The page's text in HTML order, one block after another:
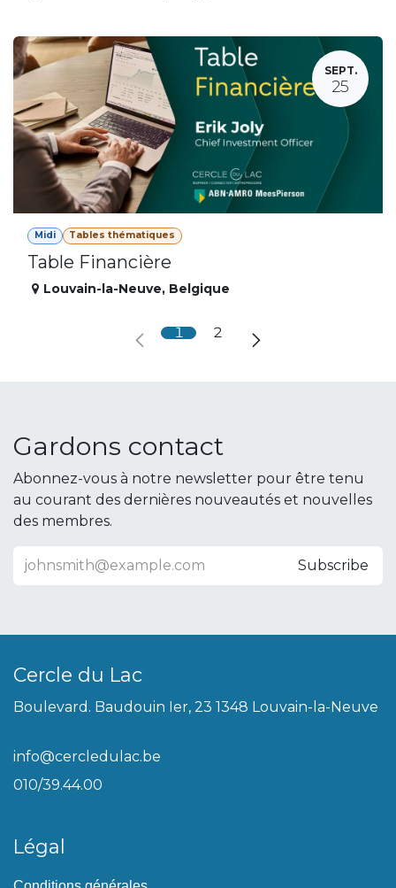
SEPT.
25
Midi Tables thématiques
Table Financière
Louvain-la-Neuve, Belgique
1 2
Gardons contact
Abonnez-vous à notre newsletter pour être tenu
au courant des dernières nouveautés et nouvelles
des membres.
Subscribe
Cercle du Lac
Boulevard. Baudouin Ier, 23 1348 Louvain-la-Neuve
info@cercledulac.be
010/39.44.00
Légal